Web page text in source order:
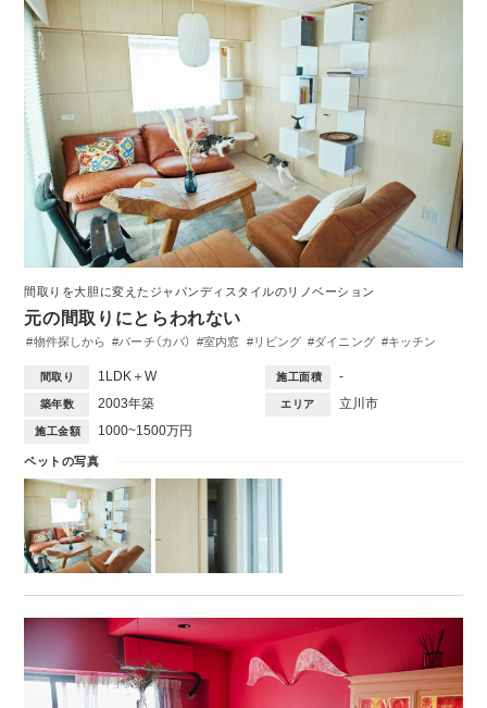
間取りを大胆に変えたジャパンディスタイルのリノベーション
元の間取りにとらわれない
物件探しから バーチ（カバ） 室内窓 リビング ダイニング
キッチン
トイレ・バス
ペット
間取り 1LDK＋W 施工面積 -
築年数 2003年築 エリア 立川市
施工金額 1000~1500万円
ペットの写真